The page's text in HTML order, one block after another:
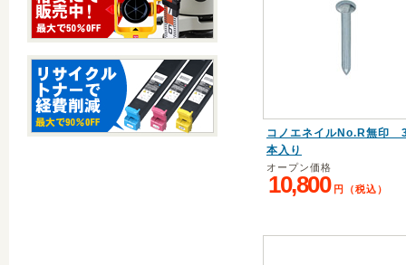
コノエネイルNo.R無印
本入り
オープン価格
10,800 円（税込）